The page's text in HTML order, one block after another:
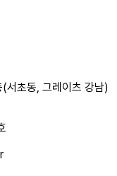
초동, 그레이츠 강남)